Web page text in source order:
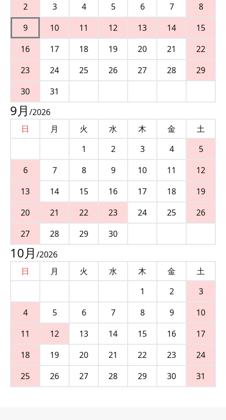
2
3 4 5 6 7
8
9
10 11 12 13 14
15
16
17 18 19 20 21
22
23
24 25 26 27 28
29
30
31
9月 /2026
日
月 火 水 木 金
土
1
2 3 4
5
6
7 8 9 10 11
12
13
14 15 16 17 18
19
20
21 22 23 24 25
26
27
28 29 30
10月 /2026
日
月 火 水 木 金
土
1
2
3
4
5 6 7 8 9
10
11
12 13 14 15 16
17
18
19 20 21 22 23
24
25
26 27 28 29 30 31